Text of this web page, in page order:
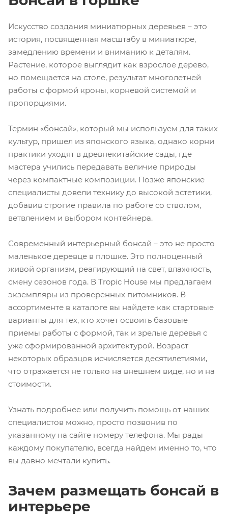
Искусство создания миниатюрных деревьев – это
история, посвященная масштабу в миниатюре,
замедлению времени и вниманию к деталям.
Растение, которое выглядит как взрослое дерево,
но помещается на столе, результат многолетней
работы с формой кроны, корневой системой и
пропорциями.
Термин «бонсай», который мы используем для таких
культур, пришел из японского языка, однако корни
практики уходят в древнекитайские сады, где
мастера учились передавать величие природы
через компактные композиции. Позже японские
специалисты довели технику до высокой эстетики,
добавив строгие правила по работе со стволом,
ветвлением и выбором контейнера.
Современный интерьерный бонсай – это не просто
маленькое деревце в плошке. Это полноценный
живой организм, реагирующий на свет, влажность,
смену сезонов года. В Tropic House мы предлагаем
экземпляры из проверенных питомников. В
ассортименте в каталоге вы найдете как стартовые
варианты для тех, кто хочет освоить базовые
приемы работы с формой, так и зрелые деревья с
уже сформированной архитектурой. Возраст
некоторых образцов исчисляется десятилетиями,
что отражается не только на внешнем виде, но и на
стоимости.
Узнать подробнее или получить помощь от наших
специалистов можно, просто позвонив по
указанному на сайте номеру телефона. Мы рады
каждому покупателю, всегда найдем именно то, что
вы давно мечтали купить.
Зачем размещать бонсай в
интерьере